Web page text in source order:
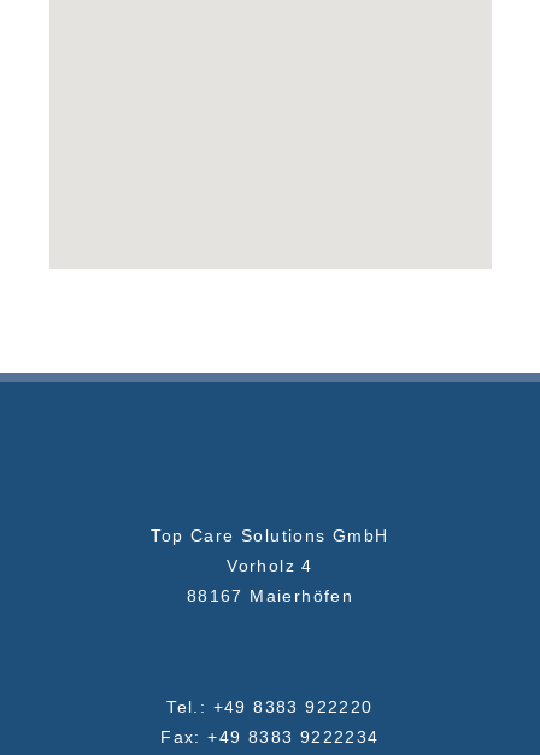
Top Care Solutions GmbH
Vorholz 4
88167 Maierhöfen
Tel.: +49 8383 922220
Fax: +49 8383 9222234